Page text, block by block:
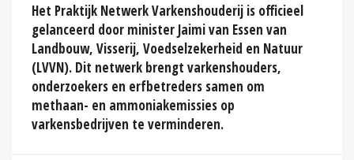
Het Praktijk Netwerk Varkenshouderij is officieel
gelanceerd door minister Jaimi van Essen van
Landbouw, Visserij, Voedselzekerheid en Natuur
(LVVN). Dit netwerk brengt varkenshouders,
onderzoekers en erfbetreders samen om
methaan- en ammoniakemissies op
varkensbedrijven te verminderen.